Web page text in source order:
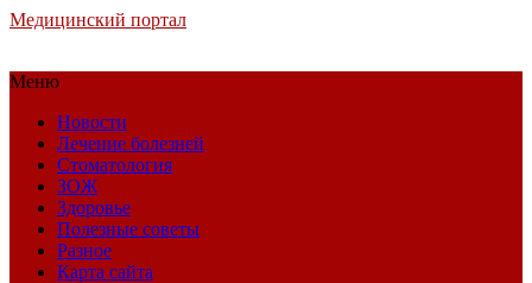
Медицинский портал
Меню
Новости
Лечение болезней
Стоматология
ЗОЖ
Здоровье
Полезные советы
Разное
Карта сайта